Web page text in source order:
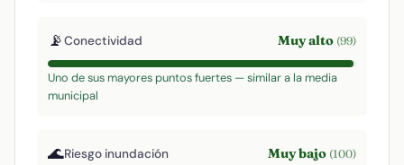
📡Conectividad Muy alto (99)
Uno de sus mayores puntos fuertes — similar a la media
municipal
🌊Riesgo inundación Muy bajo (100)